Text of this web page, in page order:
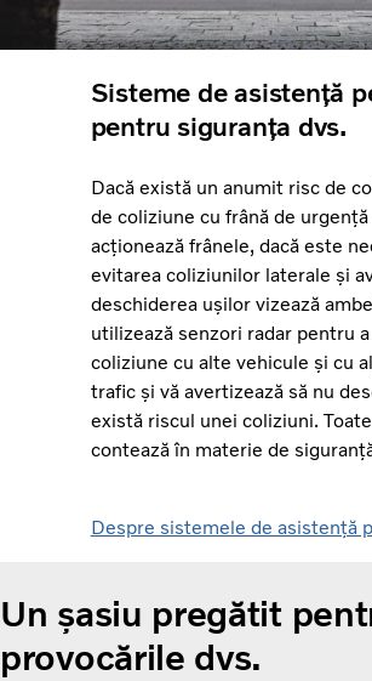
Sisteme de asistență
pentru siguranța dvs.
Dacă există un anumit risc de
de coliziune cu frână de
acționează frânele, dacă este
evitarea coliziunilor laterale și
deschiderea ușilor vizează
utilizează senzori radar pentru
coliziune cu alte vehicule și cu
trafic și vă avertizează să nu
există riscul unei coliziuni.
contează în materie de
Despre sistemele de asistență
Un șasiu pregătit
provocările dvs.